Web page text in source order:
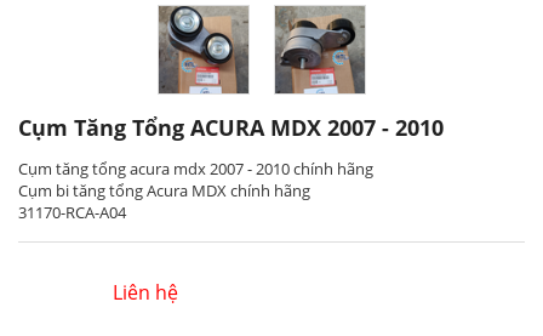
Cụm Tăng Tổng ACURA MDX 2007 - 2010
Cụm tăng tổng acura mdx 2007 - 2010 chính hãng
Cụm bi tăng tổng Acura MDX chính hãng
31170-RCA-A04
Liên hệ